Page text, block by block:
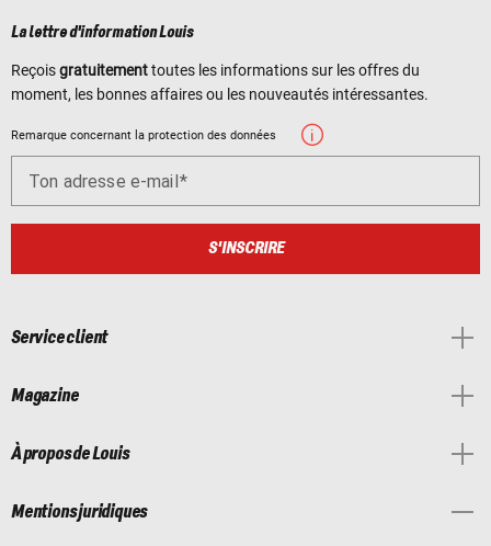
La lettre d'information Louis
Reçoisgratuitementtoutes les informations sur les offres du
moment, les bonnes affaires ou les nouveautés intéressantes.
Remarque concernant la protection des données
Ton adresse e-mail
S'INSCRIRE
Service client
Magazine
À propos de Louis
Mentions juridiques